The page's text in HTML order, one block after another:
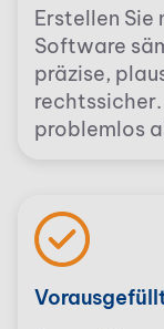
Erstellen
Software
präzise,
problemlos